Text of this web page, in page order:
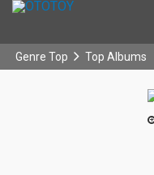
Genre Top Top Albums